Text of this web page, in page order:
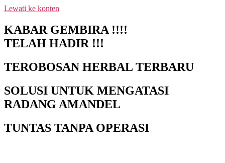
Lewati ke konten
KABAR GEMBIRA !!!!
TELAH HADIR !!!
TEROBOSAN HERBAL TERBARU
SOLUSI UNTUK MENGATASI
RADANG AMANDEL
TUNTAS TANPA OPERASI
NEW PROMO !! BAYAR SETELAH SAMPAI 1-10 BOTOL
TRANSFER SETELAH SAMPAI KE REKENING KAMI)